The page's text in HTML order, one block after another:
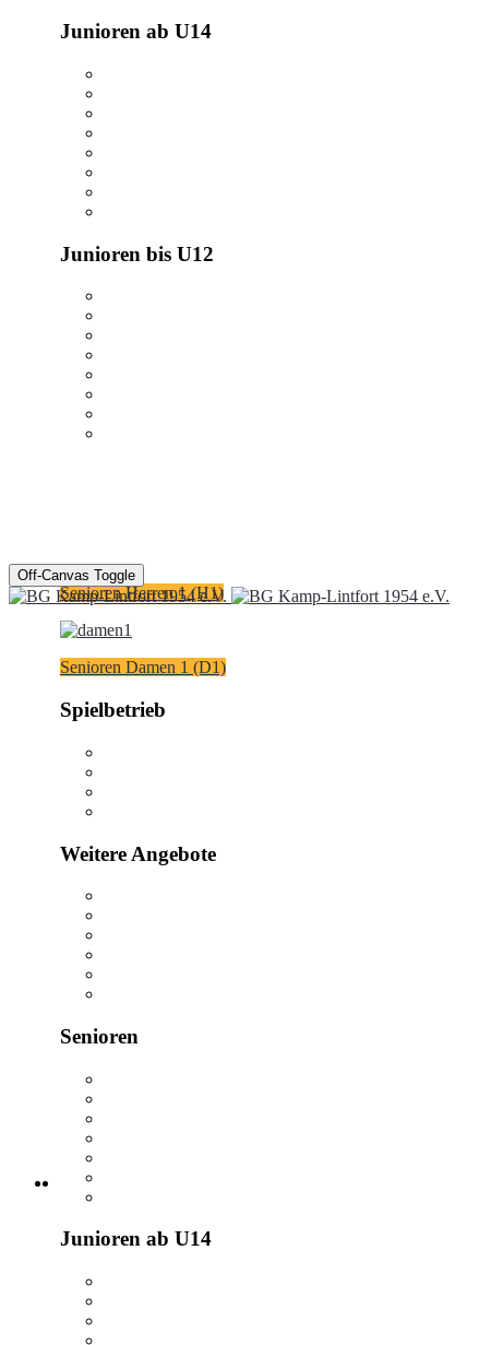
Junioren ab U14
Junioren bis U12
Senioren Herren 1 (H1)
Senioren Damen 1 (D1)
Spielbetrieb
Weitere Angebote
Senioren
Junioren ab U14
Off-Canvas Toggle